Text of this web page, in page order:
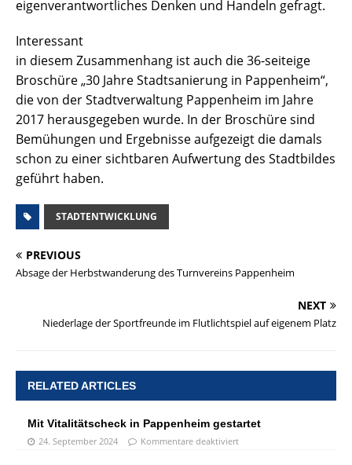
eigenverantwortliches Denken und Handeln gefragt.
Interessant
in diesem Zusammenhang ist auch die 36-seiteige
Broschüre „30 Jahre Stadtsanierung in Pappenheim“,
die von der Stadtverwaltung Pappenheim im Jahre
2017 herausgegeben wurde. In der Broschüre sind
Bemühungen und Ergebnisse aufgezeigt die damals
schon zu einer sichtbaren Aufwertung des Stadtbildes
geführt haben.
STADTENTWICKLUNG
PREVIOUS
Absage der Herbstwanderung des Turnvereins Pappenheim
NEXT
Niederlage der Sportfreunde im Flutlichtspiel auf eigenem Platz
RELATED ARTICLES
Mit Vitalitätscheck in Pappenheim gestartet
24. September 2024 Kommentare deaktiviert